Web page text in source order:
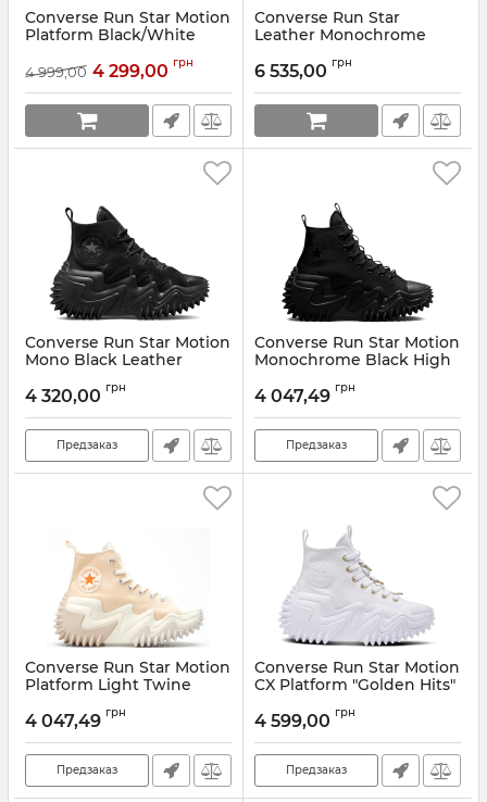
Converse Run Star Motion
Platform Black/White
4 999,00 4 299,00 грн
Converse Run Star
Leather Monochrome
Артикул: A03925C
6 535,00 грн
Converse Run Star Motion
Mono Black Leather
4 320,00 грн
Предзаказ
Converse Run Star Motion
Monochrome Black High
4 047,49 грн
Предзаказ
Converse Run Star Motion
Platform Light Twine
4 047,49 грн
Предзаказ
Converse Run Star Motion
CX Platform "Golden Hits"
Артикул: A05463C
4 599,00 грн
Предзаказ